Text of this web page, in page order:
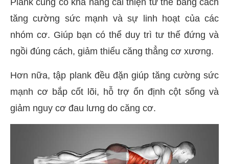
tăng cường sức mạnh và sự linh hoạt của các
nhóm cơ. Giúp bạn có thể duy trì tư thế đứng và
ngồi đúng cách, giảm thiểu căng thẳng cơ xương.
Hơn nữa, tập plank đều đặn giúp tăng cường sức
mạnh cơ bắp cốt lõi, hỗ trợ ổn định cột sống và
giảm nguy cơ đau lưng do căng cơ.